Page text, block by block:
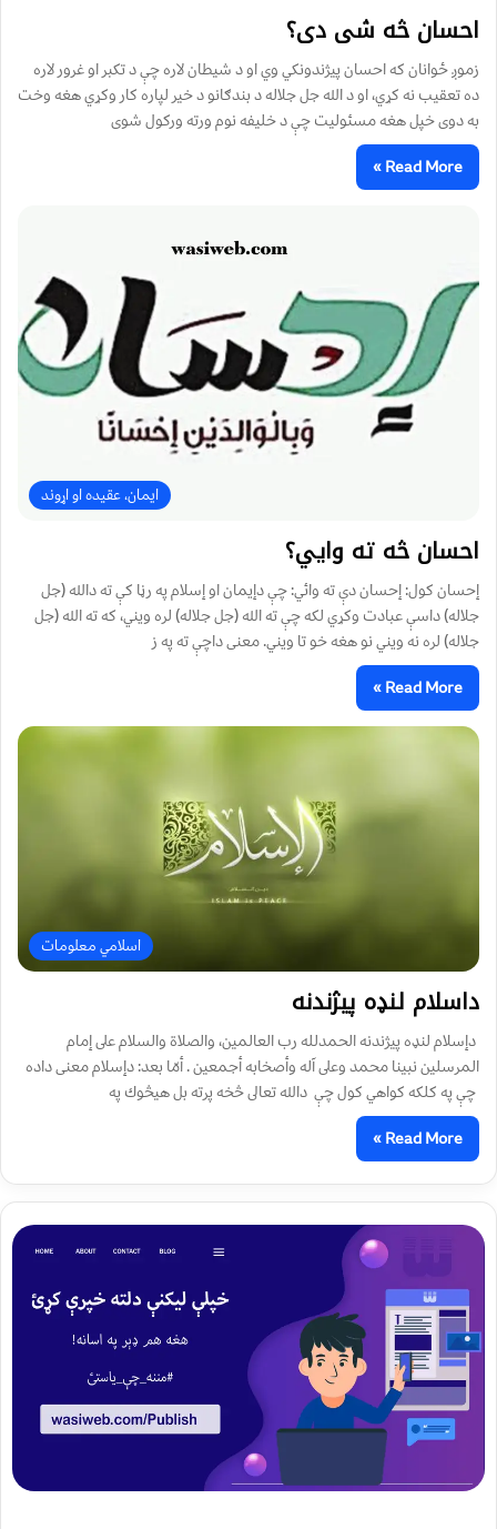
احسان څه شی دی؟
زموږ ځوانان که احسان پيژندونکي وي او د شيطان لاره چې د تکبر او غرور لاره
ده تعقيب نه کړي، او د الله جل جلاله د بندګانو د خير لپاره کار وکړي هغه وخت
به دوى خپل هغه مسئوليت چې د خليفه نوم ورته ورکول شوى
Read More »
ایمان، عقیده او اړوند
احسان څه ته وايي؟
إحسان كول: إحسان دې ته وائي: چې دإيمان او إسلام په رڼا كې ته دالله (جل
جلاله) داسې عبادت وكړي لكه چې ته الله (جل جلاله) لره ويني، كه ته الله (جل
جلاله) لره نه ويني نو هغه خو تا ويني. معنى داچې ته په ز
Read More »
اسلامي معلومات
داسلام لنډه پيژندنه
دإسلام لنډه پيژندنه الحمدلله رب العالمين، والصلاة والسلام على إمام
المرسلين نبينا محمد وعلى آله وأصخابه أجمعين . أمّا بعد: دإسلام معنى داده
چې په كلكه كواهي كول چې دالله تعالى څخه پرته بل هيڅوك په
Read More »